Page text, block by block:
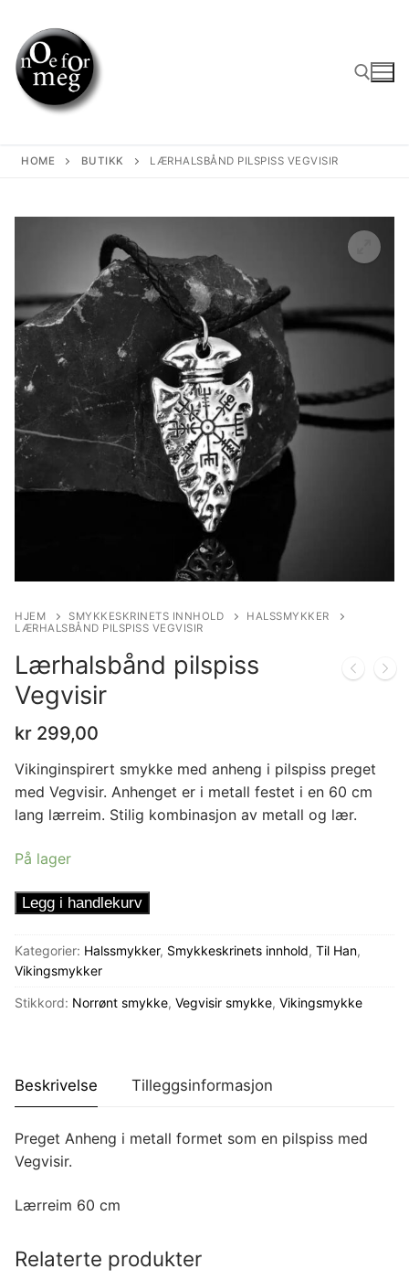
content
HOME BUTIKK LÆRHALSBÅND PILSPISS VEGVISIR
HJEM SMYKKESKRINETS INNHOLD
HALSSMYKKER
LÆRHALSBÅND PILSPISS VEGVISIR
Lærhalsbånd pilspiss
Vegvisir
kr 299,00
Vikinginspirert smykke med anheng i pilspiss preget
med Vegvisir. Anhenget er i metall festet i en 60 cm
lang lærreim. Stilig kombinasjon av metall og lær.
På lager
Lærhalsbånd
Vegvisir
antall
Legg i handlekurv
Kategorier: Halssmykker, Smykkeskrinets innhold, Til Han,
Vikingsmykker
Stikkord: Norrønt smykke, Vegvisir smykke, Vikingsmykke
Beskrivelse Tilleggsinformasjon
Preget Anheng i metall formet som en pilspiss med
Vegvisir.
Lærreim 60 cm
Relaterte produkter